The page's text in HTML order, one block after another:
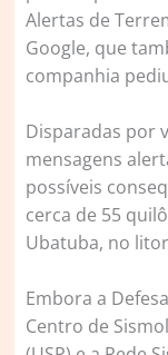
Alertas de
Google, que
companhia
Disparadas por
mensagens
possíveis
cerca de 55
Ubatuba, no
Embora a
Centro de